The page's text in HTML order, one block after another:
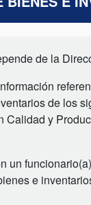
de la
de los
Calidad y
un
e